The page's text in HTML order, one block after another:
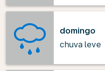
domingo
chuva leve